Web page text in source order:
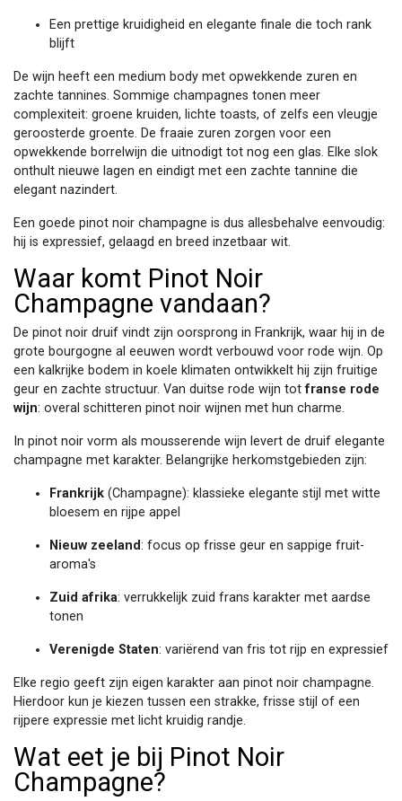
Een prettige kruidigheid en elegante finale die toch rank
blijft
De wijn heeft een medium body met opwekkende zuren en
zachte tannines. Sommige champagnes tonen meer
complexiteit: groene kruiden, lichte toasts, of zelfs een vleugje
geroosterde groente. De fraaie zuren zorgen voor een
opwekkende borrelwijn die uitnodigt tot nog een glas. Elke slok
onthult nieuwe lagen en eindigt met een zachte tannine die
elegant nazindert.
Een goede pinot noir champagne is dus allesbehalve eenvoudig:
hij is expressief, gelaagd en breed inzetbaar wit.
Waar komt Pinot Noir
Champagne vandaan?
De pinot noir druif vindt zijn oorsprong in Frankrijk, waar hij in de
grote bourgogne al eeuwen wordt verbouwd voor rode wijn. Op
een kalkrijke bodem in koele klimaten ontwikkelt hij zijn fruitige
geur en zachte structuur. Van duitse rode wijn totfranse rode
wijn: overal schitteren pinot noir wijnen met hun charme.
In pinot noir vorm als mousserende wijn levert de druif elegante
champagne met karakter. Belangrijke herkomstgebieden zijn:
Frankrijk (Champagne): klassieke elegante stijl met witte
bloesem en rijpe appel
Nieuw zeeland: focus op frisse geur en sappige fruit-
aroma's
Zuid afrika: verrukkelijk zuid frans karakter met aardse
tonen
Verenigde Staten: variërend van fris tot rijp en expressief
Elke regio geeft zijn eigen karakter aan pinot noir champagne.
Hierdoor kun je kiezen tussen een strakke, frisse stijl of een
rijpere expressie met licht kruidig randje.
Wat eet je bij Pinot Noir
Champagne?